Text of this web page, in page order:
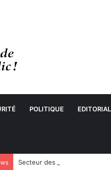
POLITIQUE EDITORIAL
Secteur des cycles et